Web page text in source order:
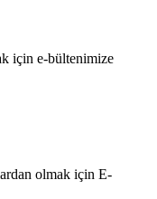
için e-bültenimize
olmak için E-